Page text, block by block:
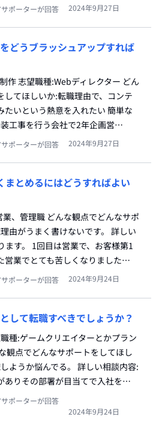
ポーターが回答 2024年9月27日
どうブラッシュアップすれば
作 志望職種:Webディレクター どん
してほしいか:転職理由で、コンテ
たいという熱意を入れたい 簡単な
工事を行う会社で2年企画営…
ポーターが回答 2024年9月27日
まとめるにはどうすればよい
、管理職 どんな観点でどんなサポ
由がうまく書けないです。 詳しい
ます。 1回目は営業で、お客様第1
営業でとても苦しくなりました…
ポーターが回答 2024年9月24日
して転職すべきでしょうか？
種:ゲームクリエイターとかプラン
観点でどんなサポートをしてほし
ようか悩んでる。 詳しい相談内容:
ありその部署が目当てで入社を…
ポーターが回答
2024年9月24日